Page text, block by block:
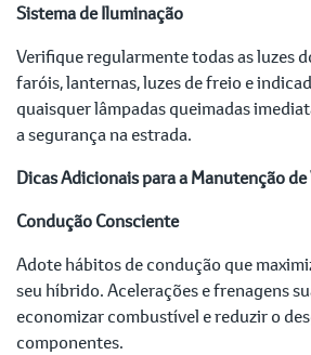
Sistema de Iluminação
Verifique regularmente todas as luzes
faróis, lanternas, luzes de freio e
quaisquer lâmpadas queimadas
a segurança na estrada.
Dicas Adicionais para a Manutenção
Condução Consciente
Adote hábitos de condução que
seu híbrido. Acelerações e frenagens
economizar combustível e reduzir o
componentes.